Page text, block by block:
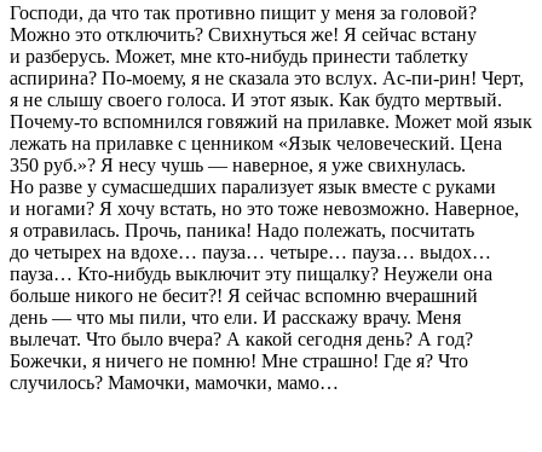
Господи, да что так противно пищит у меня за головой?
Можно это отключить? Свихнуться же! Я сейчас встану
и разберусь. Может, мне кто-нибудь принести таблетку
аспирина? По-моему, я не сказала это вслух. Ас-пи-рин! Черт,
я не слышу своего голоса. И этот язык. Как будто мертвый.
Почему-то вспомнился говяжий на прилавке. Может мой язык
лежать на прилавке с ценником «Язык человеческий. Цена
350 руб.»? Я несу чушь — наверное, я уже свихнулась.
Но разве у сумасшедших парализует язык вместе с руками
и ногами? Я хочу встать, но это тоже невозможно. Наверное,
я отравилась. Прочь, паника! Надо полежать, посчитать
до четырех на вдохе… пауза… четыре… пауза… выдох…
пауза… Кто-нибудь выключит эту пищалку? Неужели она
больше никого не бесит?! Я сейчас вспомню вчерашний
день — что мы пили, что ели. И расскажу врачу. Меня
вылечат. Что было вчера? А какой сегодня день? А год?
Божечки, я ничего не помню! Мне страшно! Где я? Что
случилось? Мамочки, мамочки, мамо…